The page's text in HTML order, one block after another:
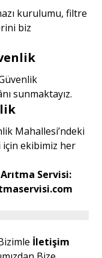
kurulumu, filtre
biz
sunmaktayız.
Mahallesi’ndeki
için ekibimiz her
Servisi:
İletişim